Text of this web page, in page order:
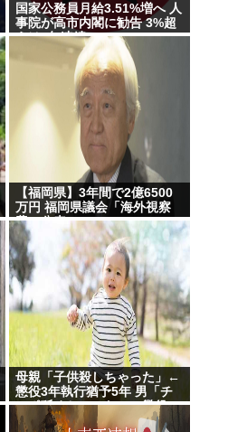
国家公務員月給3.51%増へ 人
事院が高市内閣に勧告 3%超
えは2年連続
【福岡県】3年間で2億6500
万円 福岡県議会「海外視察
費」公表
母親「子供殺しちゃった」←
懲役3年執行猶予5年 男「チ
ンポ舐めちゃった」←懲役7
年